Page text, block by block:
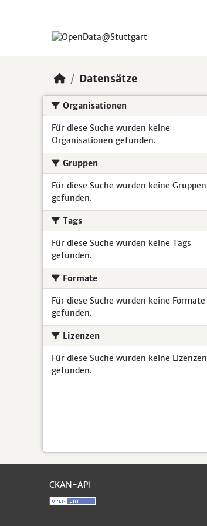
Datensätze
Organisationen
Für diese Suche wurden keine
Organisationen gefunden.
Gruppen
Für diese Suche wurden keine Gruppen
gefunden.
Tags
Für diese Suche wurden keine Tags
gefunden.
Formate
Für diese Suche wurden keine Formate
gefunden.
Lizenzen
Für diese Suche wurden keine Lizenzen
gefunden.
CKAN-API